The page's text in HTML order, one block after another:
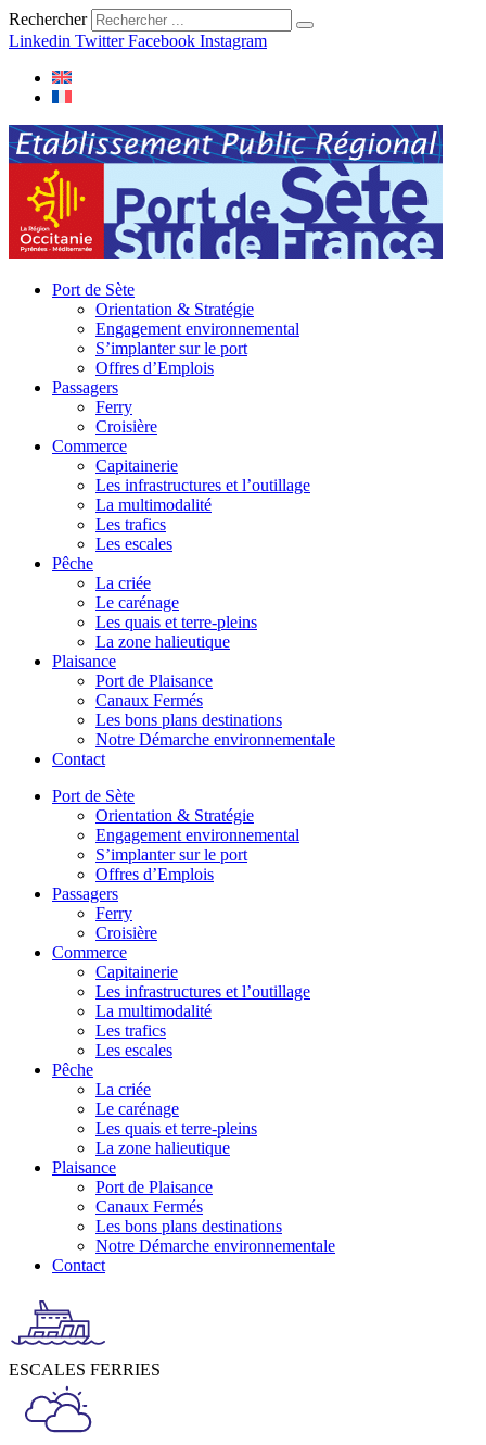
Rechercher
Linkedin Twitter Facebook Instagram
Port de Sète
Orientation & Stratégie
Engagement environnemental
S’implanter sur le port
Offres d’Emplois
Passagers
Ferry
Croisière
Commerce
Capitainerie
Les infrastructures et l’outillage
La multimodalité
Les trafics
Les escales
Pêche
La criée
Le carénage
Les quais et terre-pleins
La zone halieutique
Plaisance
Port de Plaisance
Canaux Fermés
Les bons plans destinations
Notre Démarche environnementale
Contact
Port de Sète
Orientation & Stratégie
Engagement environnemental
S’implanter sur le port
Offres d’Emplois
Passagers
Ferry
Croisière
Commerce
Capitainerie
Les infrastructures et l’outillage
La multimodalité
Les trafics
Les escales
Pêche
La criée
Le carénage
Les quais et terre-pleins
La zone halieutique
Plaisance
Port de Plaisance
Canaux Fermés
Les bons plans destinations
Notre Démarche environnementale
Contact
ESCALES FERRIES